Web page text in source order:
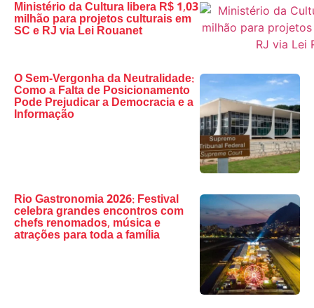
Ministério da Cultura libera R$ 1,03
milhão para projetos culturais em
SC e RJ via Lei Rouanet
O Sem-Vergonha da Neutralidade:
Como a Falta de Posicionamento
Pode Prejudicar a Democracia e a
Informação
Rio Gastronomia 2026: Festival
celebra grandes encontros com
chefs renomados, música e
atrações para toda a família